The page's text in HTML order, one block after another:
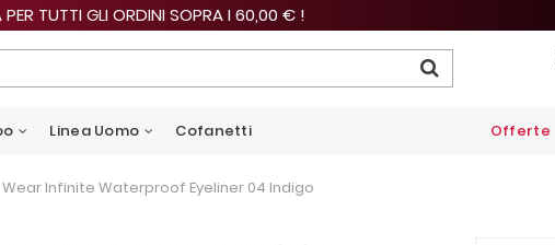
TUTTI GLI ORDINI SOPRA I 60,00 € !
Linea Uomo Cofanetti Offerte
Infinite Waterproof Eyeliner 04 Indigo